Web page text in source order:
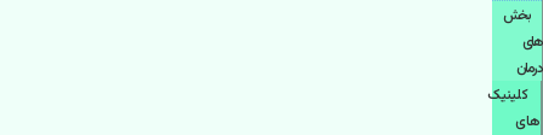
بخش
های
درمان
کلینیک
های